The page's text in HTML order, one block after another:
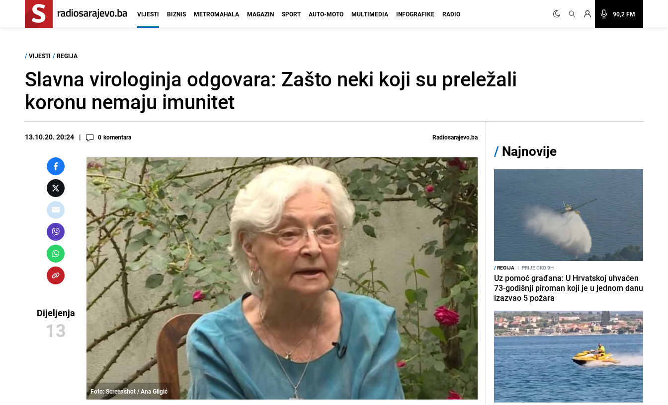
90,2 FM
VIJESTI BIZNIS METROMAHALA MAGAZIN SPORT AUTO-MOTO MULTIMEDIA INFOGRAFIKE RADIO
/ VIJESTI / REGIJA
Slavna virologinja odgovara: Zašto neki koji su preležali
koronu nemaju imunitet
13.10.20. 20:24 0 komentara Radiosarajevo.ba
Dijeljenja
13
Foto: Screenshot / Ana Gligić
/ Najnovije
/REGIJA I PRIJE OKO 9H
Uz pomoć građana: U Hrvatskoj uhvaćen
73-godišnji piroman koji je u jednom danu
izazvao 5 požara